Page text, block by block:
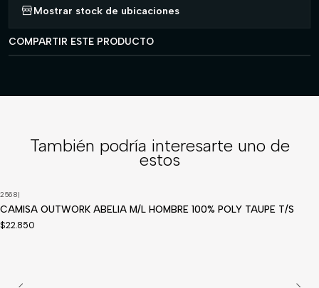
Mostrar stock de ubicaciones
COMPARTIR ESTE PRODUCTO
También podría interesarte uno de
estos
2568|
CAMISA OUTWORK ABELIA M/L HOMBRE 100% POLY TAUPE T/S
$22.850